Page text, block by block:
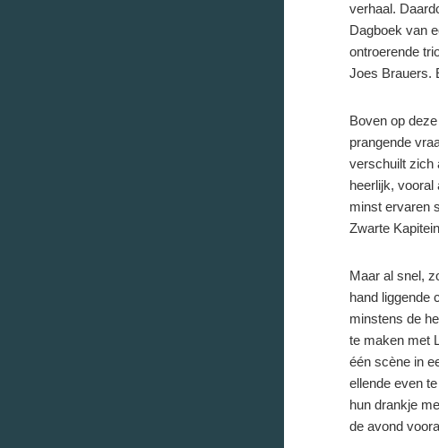
verhaal.
Dagboek van
ontroerende
Joes Brauers.
Boven op
prangende
verschuilt zich
heerlijk,
minst ervaren
Zwarte
Maar al snel,
hand liggende
minstens de
te maken met
één scène in
ellende even
hun drankje
de avond